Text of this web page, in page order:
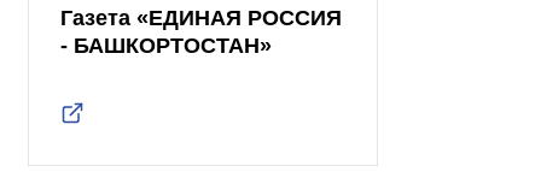
Газета «ЕДИНАЯ РОССИЯ
- БАШКОРТОСТАН»